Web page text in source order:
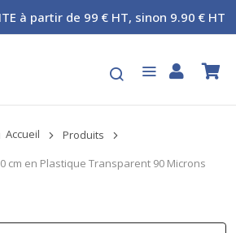
à partir de 99 € HT, sinon 9.90 € HT
Accueil
Produits
cm en Plastique Transparent 90 Microns